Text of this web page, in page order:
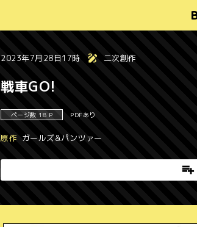
2023年7月28日17時 二次創作
戦車GO!
ページ数 18 P PDFあり
原作 ガールズ&パンツァー